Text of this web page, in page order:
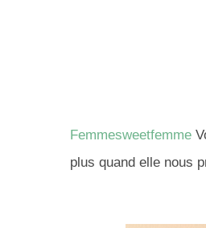
Femmesweetfemme
plus quand elle nous